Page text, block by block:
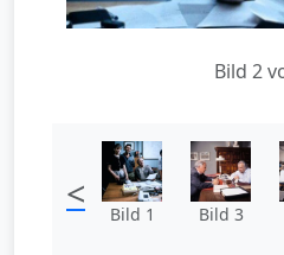
Bild 2
< Bild 1 Bild 3